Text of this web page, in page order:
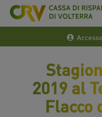
Accesso
2019 al
Flacco